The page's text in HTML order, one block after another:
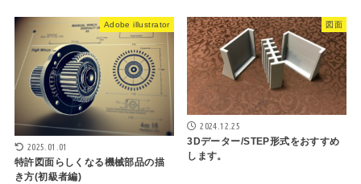
Adobe illustrator
2025.01.01
特許図面らしくなる機械部品の描
き方(初級者編)
図面
2024.12.25
3Dデーター/STEP形式をおすすめ
します。